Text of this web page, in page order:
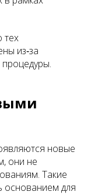
тех
из‑за
процедуры.
новые
они не
Такие
основанием для